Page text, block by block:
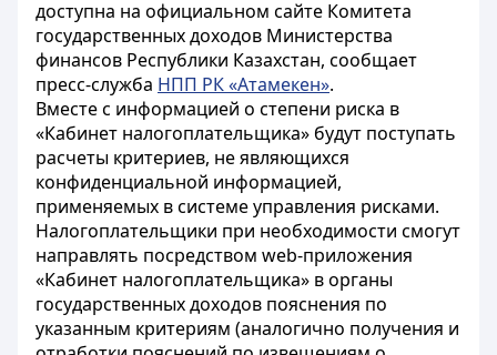
доступна на официальном сайте Комитета
государственных доходов Министерства
финансов Республики Казахстан, сообщает
пресс-служба НПП РК «Атамекен».
Вместе с информацией о степени риска в
«Кабинет налогоплательщика» будут поступать
расчеты критериев, не являющихся
конфиденциальной информацией,
применяемых в системе управления рисками.
Налогоплательщики при необходимости смогут
направлять посредством web-приложения
«Кабинет налогоплательщика» в органы
государственных доходов пояснения по
указанным критериям (аналогично получения и